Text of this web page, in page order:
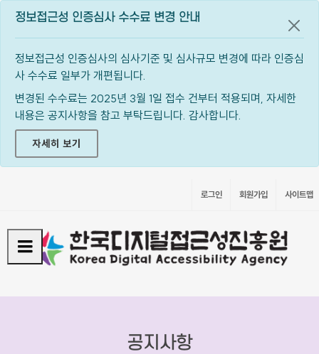
정보접근성 인증심사 수수료 변경 안내
정보접근성 인증심사의 심사기준 및 심사규모 변경에 따라 인증심
사 수수료 일부가 개편됩니다.
변경된 수수료는 2025년 3월 1일 접수 건부터 적용되며, 자세한
내용은 공지사항을 참고 부탁드립니다. 감사합니다.
자세히 보기
공지
로그인 회원가입 사이트맵
공지사항